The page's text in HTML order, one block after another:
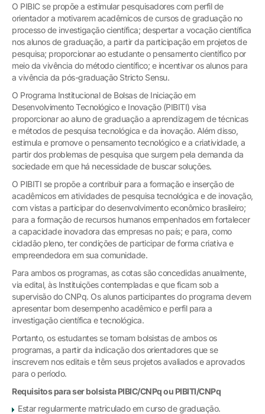
O PIBIC se propõe a estimular pesquisadores com perfil de
orientador a motivarem acadêmicos de cursos de graduação no
processo de investigação científica; despertar a vocação científica
nos alunos de graduação, a partir da participação em projetos de
pesquisa; proporcionar ao estudante o pensamento científico por
meio da vivência do método científico; e incentivar os alunos para
a vivência da pós-graduação Stricto Sensu.
O Programa Institucional de Bolsas de Iniciação em
Desenvolvimento Tecnológico e Inovação (PIBITI) visa
proporcionar ao aluno de graduação a aprendizagem de técnicas
e métodos de pesquisa tecnológica e da inovação. Além disso,
estimula e promove o pensamento tecnológico e a criatividade, a
partir dos problemas de pesquisa que surgem pela demanda da
sociedade em que há necessidade de buscar soluções.
O PIBITI se propõe a contribuir para a formação e inserção de
acadêmicos em atividades de pesquisa tecnológica e de inovação,
com vistas a participar do desenvolvimento econômico brasileiro;
para a formação de recursos humanos empenhados em fortalecer
a capacidade inovadora das empresas no país; e para, como
cidadão pleno, ter condições de participar de forma criativa e
empreendedora em sua comunidade.
Para ambos os programas, as cotas são concedidas anualmente,
via edital, às Instituições contempladas e que ficam sob a
supervisão do CNPq. Os alunos participantes do programa devem
apresentar bom desempenho acadêmico e perfil para a
investigação científica e tecnológica.
Portanto, os estudantes se tornam bolsistas de ambos os
programas, a partir da indicação dos orientadores que se
inscrevem nos editais e têm seus projetos avaliados e aprovados
para o período.
Requisitos para ser bolsista PIBIC/CNPq ou PIBITI/CNPq
Estar regularmente matriculado em curso de graduação.